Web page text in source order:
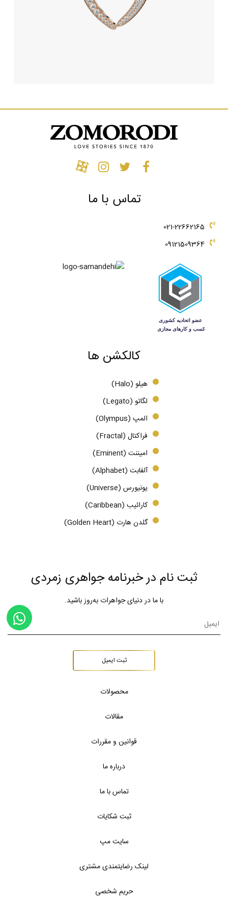
تماس با ما
021-22662165
09121509364
کالکشن ها
هیلو (Halo)
لگاتو (Legato)
المپ (Olympus)
فراکتال (Fractal)
امیننت (Eminent)
آلفابت (Alphabet)
یونیورس (Universe)
کارائیب (Caribbean)
گلدن هارت (Golden Heart)
ثبت نام در خبرنامه جواهری زمردی
با ما در دنیای جواهرات به‌روز باشید.
ثبت ایمیل
محصولات
مقالات
قوانین و مقررات
درباره ما
تماس با ما
ثبت شکایات
سایت مپ
لینک رضایتمندی مشتری
حریم شخصی